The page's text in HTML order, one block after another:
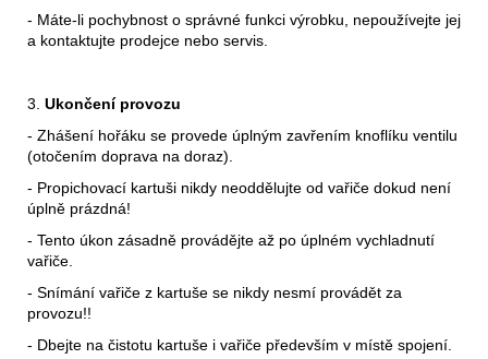
- Máte-li pochybnost o správné funkci výrobku, nepoužívejte jej
a kontaktujte prodejce nebo servis.
3. Ukončení provozu
- Zhášení hořáku se provede úplným zavřením knoflíku ventilu
(otočením doprava na doraz).
- Propichovací kartuši nikdy neoddělujte od vařiče dokud není
úplně prázdná!
- Tento úkon zásadně provádějte až po úplném vychladnutí
vařiče.
- Snímání vařiče z kartuše se nikdy nesmí provádět za
provozu!!
- Dbejte na čistotu kartuše i vařiče především v místě spojení.